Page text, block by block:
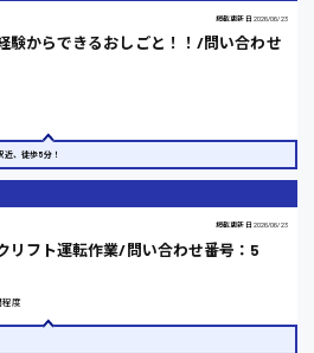
掲載更新日 2026/06/23
験からできるおしごと！！/問い合わせ
近、徒歩5分！
掲載更新日 2026/06/23
リフト運転作業/問い合わせ番号：5
程度